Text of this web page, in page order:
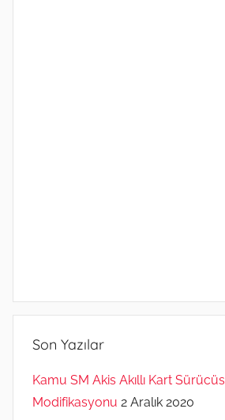
Son Yazılar
Kamu SM Akis Akıllı Kart
Modifikasyonu 2 Aralık 2020